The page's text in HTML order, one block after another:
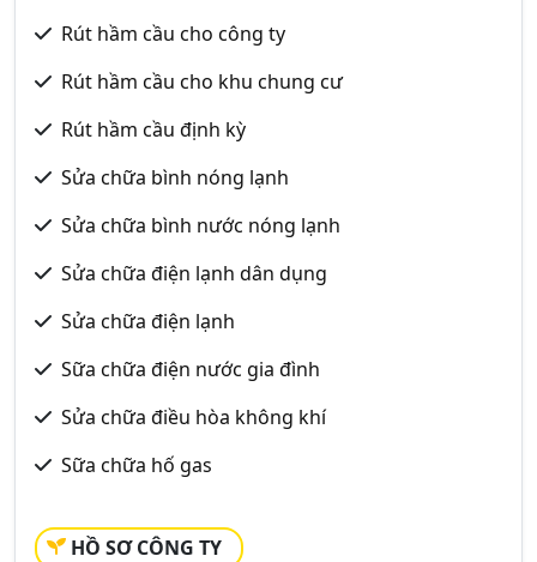
Rút hầm cầu cho công ty
Rút hầm cầu cho khu chung cư
Rút hầm cầu định kỳ
Sửa chữa bình nóng lạnh
Sửa chữa bình nước nóng lạnh
Sửa chữa điện lạnh dân dụng
Sửa chữa điện lạnh
Sữa chữa điện nước gia đình
Sửa chữa điều hòa không khí
Sữa chữa hố gas
HỒ SƠ CÔNG TY